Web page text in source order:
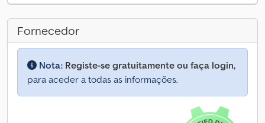
Fornecedor
Nota: Registe-se gratuitamente ou faça login,
para aceder a todas as informações.